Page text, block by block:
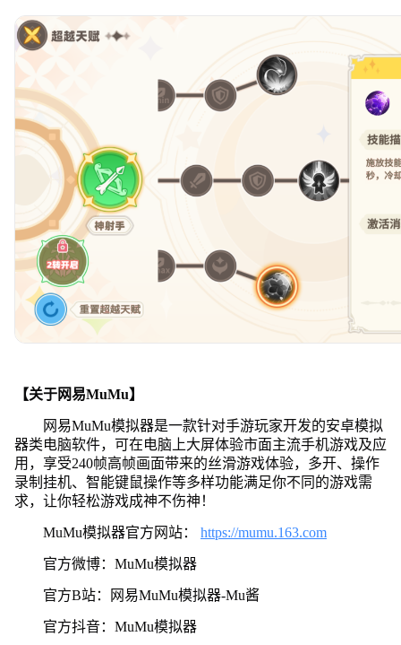
【关于网易MuMu】
网易MuMu模拟器是一款针对手游玩家开发的安卓模拟
器类电脑软件，可在电脑上大屏体验市面主流手机游戏及应
用，享受240帧高帧画面带来的丝滑游戏体验，多开、操作
录制挂机、智能键鼠操作等多样功能满足你不同的游戏需
求，让你轻松游戏成神不伤神！
MuMu模拟器官方网站： https://mumu.163.com
官方微博：MuMu模拟器
官方B站：网易MuMu模拟器-Mu酱
官方抖音：MuMu模拟器